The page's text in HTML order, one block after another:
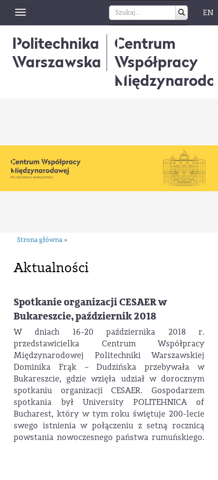
Toggle
navigation
EN
Politechnika
Warszawska
Centrum
Współpracy
Strona główna »
Aktualności
Spotkanie organizacji CESAER w
Bukareszcie, październik 2018
W dniach 16-20 października 2018 r.
przedstawicielka Centrum Współpracy
Międzynarodowej Politechniki Warszawskiej
Dominika Frąk – Dudzińska przebywała w
Bukareszcie, gdzie wzięła udział w dorocznym
spotkaniu organizacji CESAER. Gospodarzem
spotkania był University POLITEHNICA of
Bucharest, który w tym roku świętuje 200-lecie
swego istnienia w połączeniu z setną rocznicą
powstania nowoczesnego państwa rumuńskiego.